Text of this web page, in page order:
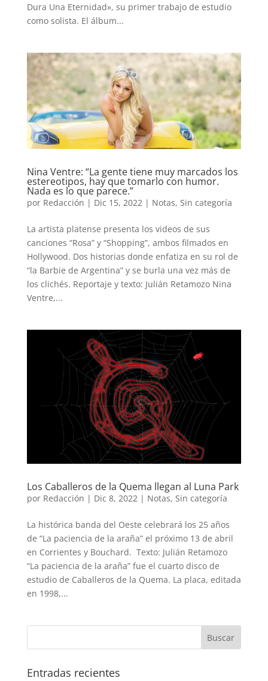
Dura Una Eternidad», su primer trabajo de estudio
como solista. El álbum...
Nina Ventre: “La gente tiene muy marcados los
estereotipos, hay que tomarlo con humor.
Nada es lo que parece.”
por Redacción | Dic 15, 2022| Notas, Sin categoría
La artista platense presenta los videos de sus
canciones “Rosa” y “Shopping”, ambos filmados en
Hollywood. Dos historias donde enfatiza en su rol de
“la Barbie de Argentina” y se burla una vez más de
los clichés. Reportaje y texto: Julián Retamozo Nina
Ventre,...
Los Caballeros de la Quema llegan al Luna Park
por Redacción | Dic 8, 2022| Notas, Sin categoría
La histórica banda del Oeste celebrará los 25 años
de “La paciencia de la araña” el próximo 13 de abril
en Corrientes y Bouchard. Texto: Julián Retamozo
“La paciencia de la araña” fue el cuarto disco de
estudio de Caballeros de la Quema. La placa, editada
en 1998,...
Entradas recientes